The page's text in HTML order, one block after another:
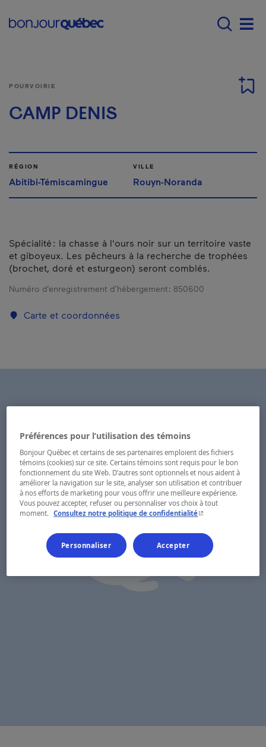
Main navigation -
POURVOIRIE
CAMP DENIS
RÉGION
Abitibi-Témiscamingue
VILLE
Rouyn-Noranda
Spécialité : la chasse à l'ours noir sur un territoire vaste
et giboyeux. Les pêcheurs à la recherche de trophées
(brochet, doré et esturgeon) seront comblés.
Numéro d’enregistrement d’hébergement : 850600
Carte et coordonnées
Préférences pour l’utilisation des témoins
Bonjour Québec et certains de ses partenaires emploient des fichiers
témoins (cookies) sur ce site. Certains témoins sont requis pour le bon
fonctionnement du site Web. D’autres sont optionnels et nous aident à
améliorer la navigation sur le site, analyser son utilisation et contribuer
à nos efforts de marketing pour vous offrir une meilleure expérience.
Vous pouvez accepter, refuser ou personnaliser vos choix à tout
moment.
Consultez notre politique de confidentialité- Cet hyperlien
Personnaliser Accepter